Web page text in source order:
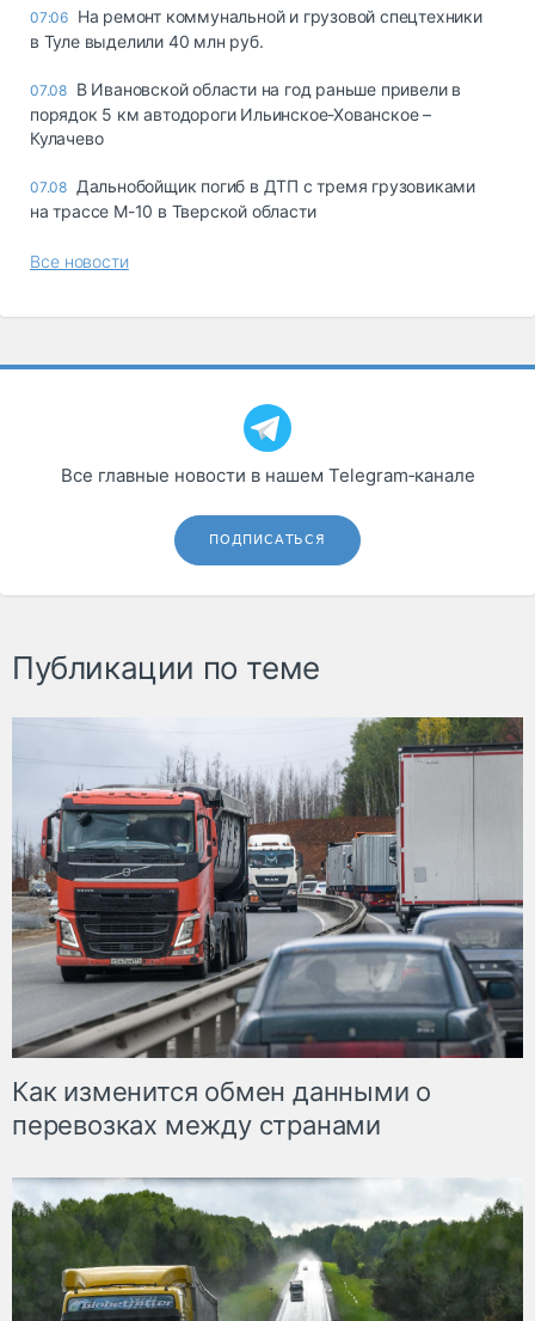
07:06 На ремонт коммунальной и грузовой спецтехники
в Туле выделили 40 млн руб.
07.08 В Ивановской области на год раньше привели в
порядок 5 км автодороги Ильинское-Хованское –
Кулачево
07.08 Дальнобойщик погиб в ДТП с тремя грузовиками
на трассе М-10 в Тверской области
Все новости
Все главные новости в нашем Telegram‑канале
ПОДПИСАТЬСЯ
Публикации по теме
Как изменится обмен данными о
перевозках между странами